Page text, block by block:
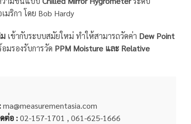
ริกา โดย Bob Hardy
เข้ากับระบบสมัยใหม่ ทำให้สามารถวัดค่า Dew Point
มรองรับการวัด PPM Moisture และ Relative
ma@measurementasia.com
ต่อ :02-157-1701 , 061-625-1666